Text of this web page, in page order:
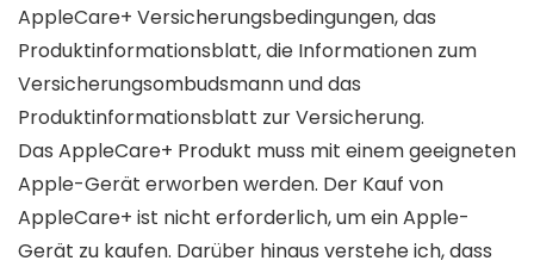
AppleCare+ Versicherungsbedingungen, das
Produktinformationsblatt, die Informationen zum
Versicherungsombudsmann und das
Produktinformationsblatt zur Versicherung.
Das AppleCare+ Produkt muss mit einem geeigneten
Apple-Gerät erworben werden. Der Kauf von
AppleCare+ ist nicht erforderlich, um ein Apple-
Gerät zu kaufen. Darüber hinaus verstehe ich, dass